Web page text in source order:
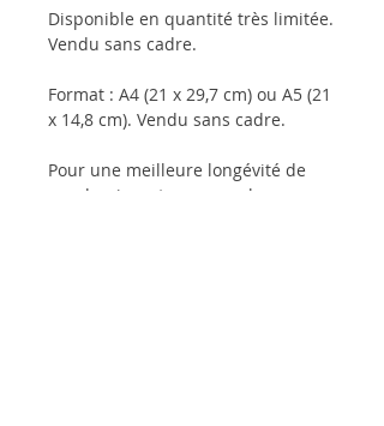
Disponible en quantité très limitée.
Vendu sans cadre.
Format : A4 (21 x 29,7 cm) ou A5 (21
x 14,8 cm). Vendu sans cadre.
Pour une meilleure longévité de
vos dessins, et pour que les